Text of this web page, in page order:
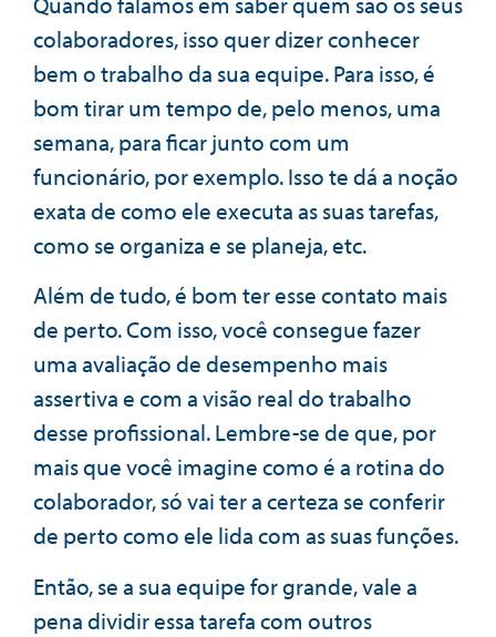
colaboradores, isso quer dizer conhecer
bem o trabalho da sua equipe. Para isso, é
bom tirar um tempo de, pelo menos, uma
semana, para ficar junto com um
funcionário, por exemplo. Isso te dá a noção
exata de como ele executa as suas tarefas,
como se organiza e se planeja, etc.
Além de tudo, é bom ter esse contato mais
de perto. Com isso, você consegue fazer
uma avaliação de desempenho mais
assertiva e com a visão real do trabalho
desse profissional. Lembre-se de que, por
mais que você imagine como é a rotina do
colaborador, só vai ter a certeza se conferir
de perto como ele lida com as suas funções.
Então, se a sua equipe for grande, vale a
pena dividir essa tarefa com outros